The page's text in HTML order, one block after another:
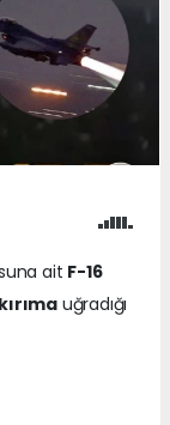
ait F-16
uğradığı